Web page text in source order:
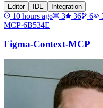
Editor IDE Integration
10 hours ago 3 36 6
MCP·6B534E
Figma-Context-MCP